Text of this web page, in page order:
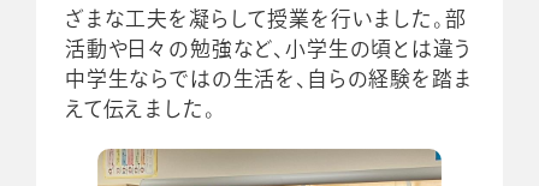
ざまな工夫を凝らして授業を行いました。部
活動や日々の勉強など、小学生の頃とは違う
中学生ならではの生活を、自らの経験を踏ま
えて伝えました。